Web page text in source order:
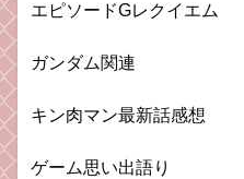
エピソードGレクイエム
ガンダム関連
キン肉マン最新話感想
ゲーム思い出語り